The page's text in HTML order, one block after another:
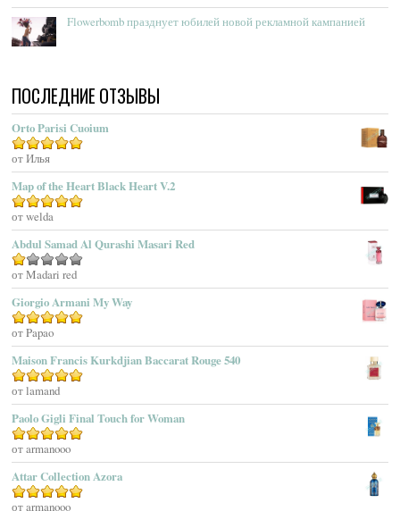
Acqua Di Monaco
Acqua Di Parma
Acqua Di Sardegna
Acqua Di Stresa
Adam Levine
Adamo Parfum
Adidas
Adolfo Dominguez
Adrienne Vittadini
Aedes De Venustas
Aerin Lauder
Aether
Affinessence
Afnan Perfumes
Agatha Ruiz De La Prada
Agatho Parfum
Agent Provocateur
Agnes B
Agonist
Ahjaar
Flowerbomb празднует юбилей новой рекламной кампанией
ПОСЛЕДНИЕ ОТЗЫВЫ
Orto Parisi Cuoium
Оценка
от Илья
Map of the Heart Black Heart V.2
Оценка5
от welda
Abdul Samad Al Qurashi Masari Red
Оценка
1
из
5
от Madari red
Giorgio Armani My Way
Оценка5
от Papao
Maison Francis Kurkdjian Baccarat Rouge 540
Оценка5из 5
от lamand
Paolo Gigli Final Touch for Woman
Оценка5из 5
от armanooo
Attar Collection Azora
Оценка5из 5
от armanooo